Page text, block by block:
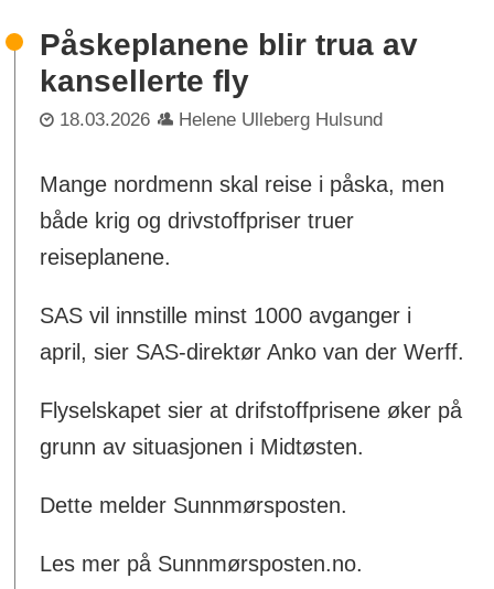
Påskeplanene blir trua av
kansellerte fly
18.03.2026 Helene Ulleberg Hulsund
Mange nordmenn skal reise i påska, men
både krig og drivstoffpriser truer
reiseplanene.
SAS vil innstille minst 1000 avganger i
april, sier SAS-direktør Anko van der Werff.
Flyselskapet sier at drifstoffprisene øker på
grunn av situasjonen i Midtøsten.
Dette melder Sunnmørsposten.
Les mer på Sunnmørsposten.no.